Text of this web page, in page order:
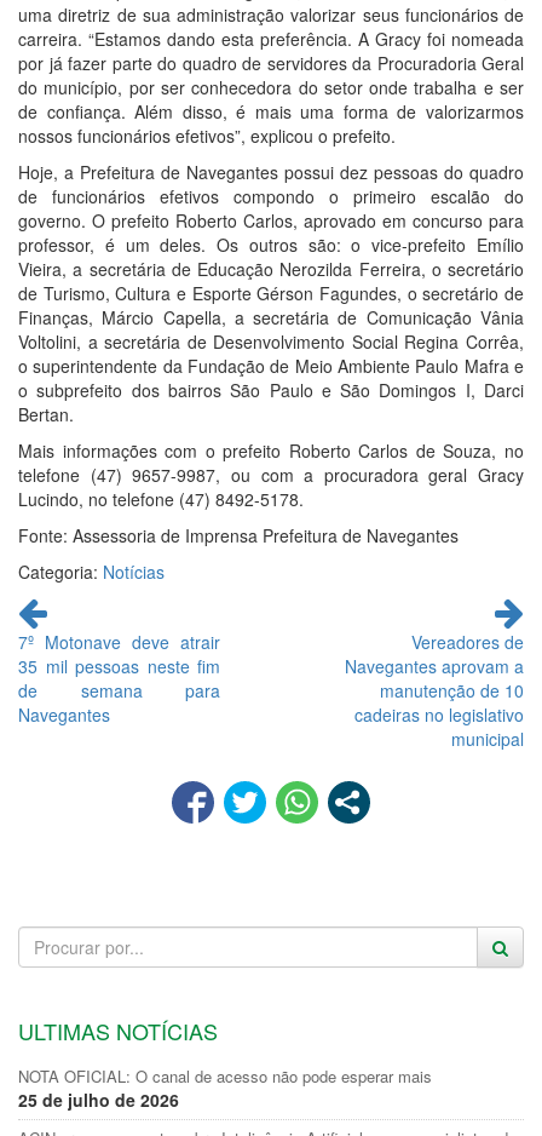
uma diretriz de sua administração valorizar seus funcionários de
carreira. “Estamos dando esta preferência. A Gracy foi nomeada
por já fazer parte do quadro de servidores da Procuradoria Geral
do município, por ser conhecedora do setor onde trabalha e ser
de confiança. Além disso, é mais uma forma de valorizarmos
nossos funcionários efetivos”, explicou o prefeito.
Hoje, a Prefeitura de Navegantes possui dez pessoas do quadro
de funcionários efetivos compondo o primeiro escalão do
governo. O prefeito Roberto Carlos, aprovado em concurso para
professor, é um deles. Os outros são: o vice-prefeito Emílio
Vieira, a secretária de Educação Nerozilda Ferreira, o secretário
de Turismo, Cultura e Esporte Gérson Fagundes, o secretário de
Finanças, Márcio Capella, a secretária de Comunicação Vânia
Voltolini, a secretária de Desenvolvimento Social Regina Corrêa,
o superintendente da Fundação de Meio Ambiente Paulo Mafra e
o subprefeito dos bairros São Paulo e São Domingos I, Darci
Bertan.
Mais informações com o prefeito Roberto Carlos de Souza, no
telefone (47) 9657-9987, ou com a procuradora geral Gracy
Lucindo, no telefone (47) 8492-5178.
Fonte: Assessoria de Imprensa Prefeitura de Navegantes
Categoria: Notícias
Continue
lendo
7º Motonave deve atrair
35 mil pessoas neste fim
de semana para
Navegantes
Vereadores de
Navegantes aprovam a
manutenção de 10
cadeiras no legislativo
municipal
ULTIMAS NOTÍCIAS
NOTA OFICIAL: O canal de acesso não pode esperar mais
25 de julho de 2026